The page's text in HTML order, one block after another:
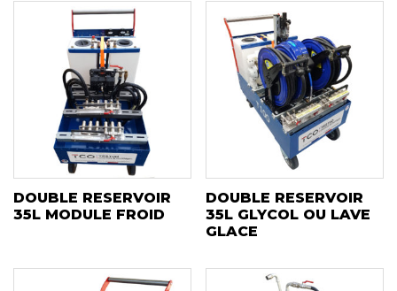
DOUBLE RESERVOIR
35L MODULE FROID
DOUBLE RESERVOIR
35L GLYCOL OU LAVE
GLACE